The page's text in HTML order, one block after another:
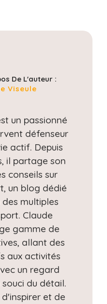
De L'auteur :
Viseule
un passionné
défenseur
actif. Depuis
il partage son
conseils sur
un blog dédié
multiples
Claude
gamme de
allant des
aux activités
un regard
du détail.
et de